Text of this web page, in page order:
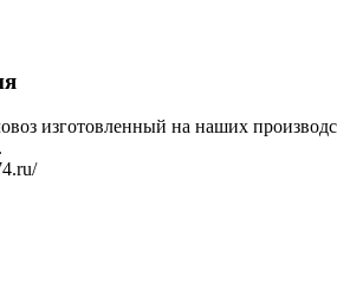
изготовленный на наших